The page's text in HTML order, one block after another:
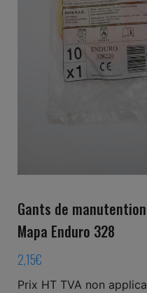
Gants de
Mapa Enduro 328
2,15€
Prix HT TVA non